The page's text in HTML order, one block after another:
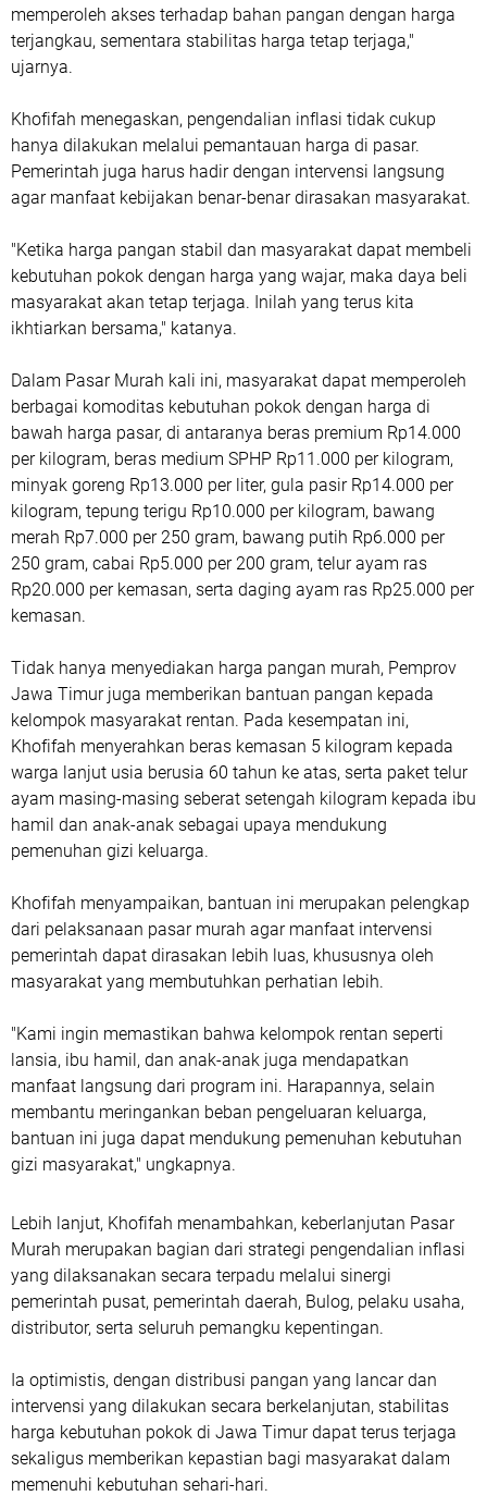
memperoleh akses terhadap bahan pangan dengan harga
terjangkau, sementara stabilitas harga tetap terjaga,"
ujarnya.
Khofifah menegaskan, pengendalian inflasi tidak cukup
hanya dilakukan melalui pemantauan harga di pasar.
Pemerintah juga harus hadir dengan intervensi langsung
agar manfaat kebijakan benar-benar dirasakan masyarakat.
"Ketika harga pangan stabil dan masyarakat dapat membeli
kebutuhan pokok dengan harga yang wajar, maka daya beli
masyarakat akan tetap terjaga. Inilah yang terus kita
ikhtiarkan bersama," katanya.
Dalam Pasar Murah kali ini, masyarakat dapat memperoleh
berbagai komoditas kebutuhan pokok dengan harga di
bawah harga pasar, di antaranya beras premium Rp14.000
per kilogram, beras medium SPHP Rp11.000 per kilogram,
minyak goreng Rp13.000 per liter, gula pasir Rp14.000 per
kilogram, tepung terigu Rp10.000 per kilogram, bawang
merah Rp7.000 per 250 gram, bawang putih Rp6.000 per
250 gram, cabai Rp5.000 per 200 gram, telur ayam ras
Rp20.000 per kemasan, serta daging ayam ras Rp25.000 per
kemasan.
Tidak hanya menyediakan harga pangan murah, Pemprov
Jawa Timur juga memberikan bantuan pangan kepada
kelompok masyarakat rentan. Pada kesempatan ini,
Khofifah menyerahkan beras kemasan 5 kilogram kepada
warga lanjut usia berusia 60 tahun ke atas, serta paket telur
ayam masing-masing seberat setengah kilogram kepada ibu
hamil dan anak-anak sebagai upaya mendukung
pemenuhan gizi keluarga.
Khofifah menyampaikan, bantuan ini merupakan pelengkap
dari pelaksanaan pasar murah agar manfaat intervensi
pemerintah dapat dirasakan lebih luas, khususnya oleh
masyarakat yang membutuhkan perhatian lebih.
"Kami ingin memastikan bahwa kelompok rentan seperti
lansia, ibu hamil, dan anak-anak juga mendapatkan
manfaat langsung dari program ini. Harapannya, selain
membantu meringankan beban pengeluaran keluarga,
bantuan ini juga dapat mendukung pemenuhan kebutuhan
gizi masyarakat," ungkapnya.
Lebih lanjut, Khofifah menambahkan, keberlanjutan Pasar
Murah merupakan bagian dari strategi pengendalian inflasi
yang dilaksanakan secara terpadu melalui sinergi
pemerintah pusat, pemerintah daerah, Bulog, pelaku usaha,
distributor, serta seluruh pemangku kepentingan.
Ia optimistis, dengan distribusi pangan yang lancar dan
intervensi yang dilakukan secara berkelanjutan, stabilitas
harga kebutuhan pokok di Jawa Timur dapat terus terjaga
sekaligus memberikan kepastian bagi masyarakat dalam
memenuhi kebutuhan sehari-hari.